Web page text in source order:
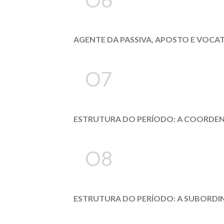
AGENTE DA PASSIVA, APOSTO E
O7
ESTRUTURA DO PERÍODO: A
O8
ESTRUTURA DO PERÍODO: A